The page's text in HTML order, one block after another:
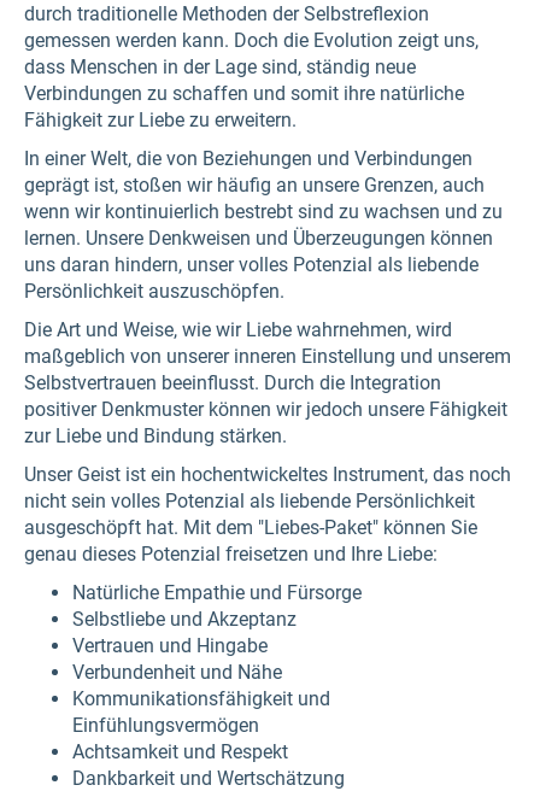
durch traditionelle Methoden der Selbstreflexion
gemessen werden kann. Doch die Evolution zeigt uns,
dass Menschen in der Lage sind, ständig neue
Verbindungen zu schaffen und somit ihre natürliche
Fähigkeit zur Liebe zu erweitern.
In einer Welt, die von Beziehungen und Verbindungen
geprägt ist, stoßen wir häufig an unsere Grenzen, auch
wenn wir kontinuierlich bestrebt sind zu wachsen und zu
lernen. Unsere Denkweisen und Überzeugungen können
uns daran hindern, unser volles Potenzial als liebende
Persönlichkeit auszuschöpfen.
Die Art und Weise, wie wir Liebe wahrnehmen, wird
maßgeblich von unserer inneren Einstellung und unserem
Selbstvertrauen beeinflusst. Durch die Integration
positiver Denkmuster können wir jedoch unsere Fähigkeit
zur Liebe und Bindung stärken.
Unser Geist ist ein hochentwickeltes Instrument, das noch
nicht sein volles Potenzial als liebende Persönlichkeit
ausgeschöpft hat. Mit dem "Liebes-Paket" können Sie
genau dieses Potenzial freisetzen und Ihre Liebe:
Natürliche Empathie und Fürsorge
Selbstliebe und Akzeptanz
Vertrauen und Hingabe
Verbundenheit und Nähe
Kommunikationsfähigkeit und
Einfühlungsvermögen
Achtsamkeit und Respekt
Dankbarkeit und Wertschätzung